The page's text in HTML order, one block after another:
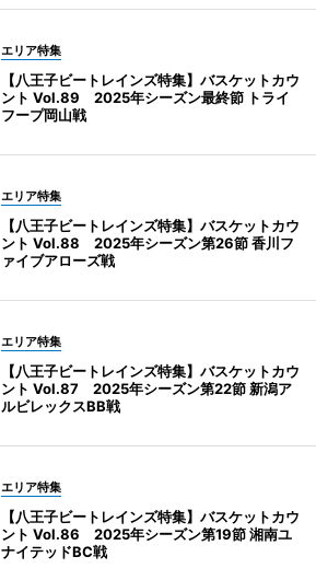
エリア特集
【八王子ビートレインズ特集】バスケットカウ
ント Vol.89 2025年シーズン最終節 トライ
フープ岡山戦
エリア特集
【八王子ビートレインズ特集】バスケットカウ
ント Vol.88 2025年シーズン第26節 香川フ
ァイブアローズ戦
エリア特集
【八王子ビートレインズ特集】バスケットカウ
ント Vol.87 2025年シーズン第22節 新潟ア
ルビレックスBB戦
エリア特集
【八王子ビートレインズ特集】バスケットカウ
ント Vol.86 2025年シーズン第19節 湘南ユ
ナイテッドBC戦